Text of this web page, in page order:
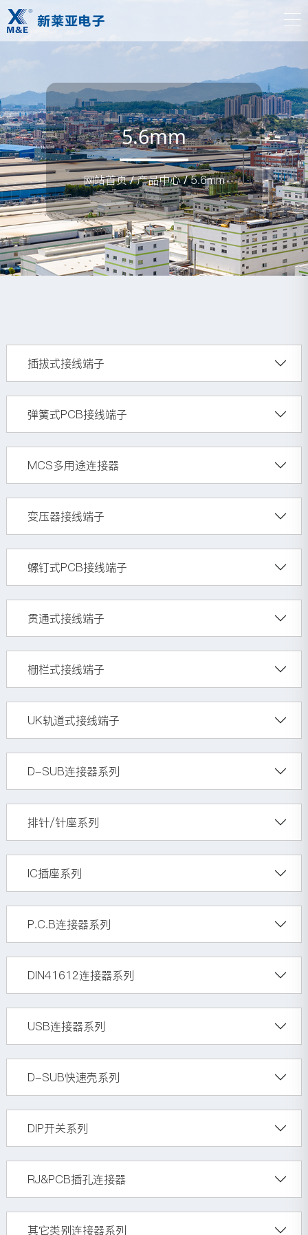
5.6mm
网站首页/产品中心/5.6mm
插拔式接线端子
弹簧式PCB接线端子
MCS多用途连接器
变压器接线端子
螺钉式PCB接线端子
贯通式接线端子
栅栏式接线端子
UK轨道式接线端子
D-SUB连接器系列
排针/针座系列
IC插座系列
P.C.B连接器系列
DIN41612连接器系列
USB连接器系列
D-SUB快速壳系列
DIP开关系列
RJ&PCB插孔连接器
其它类别连接器系列